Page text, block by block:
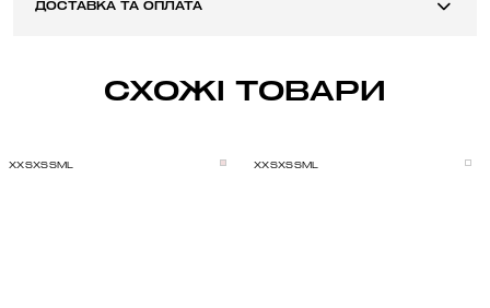
ДОСТАВКА ТА ОПЛАТА
СХОЖІ ТОВАРИ
XXSXSSM L XXSXSSM L